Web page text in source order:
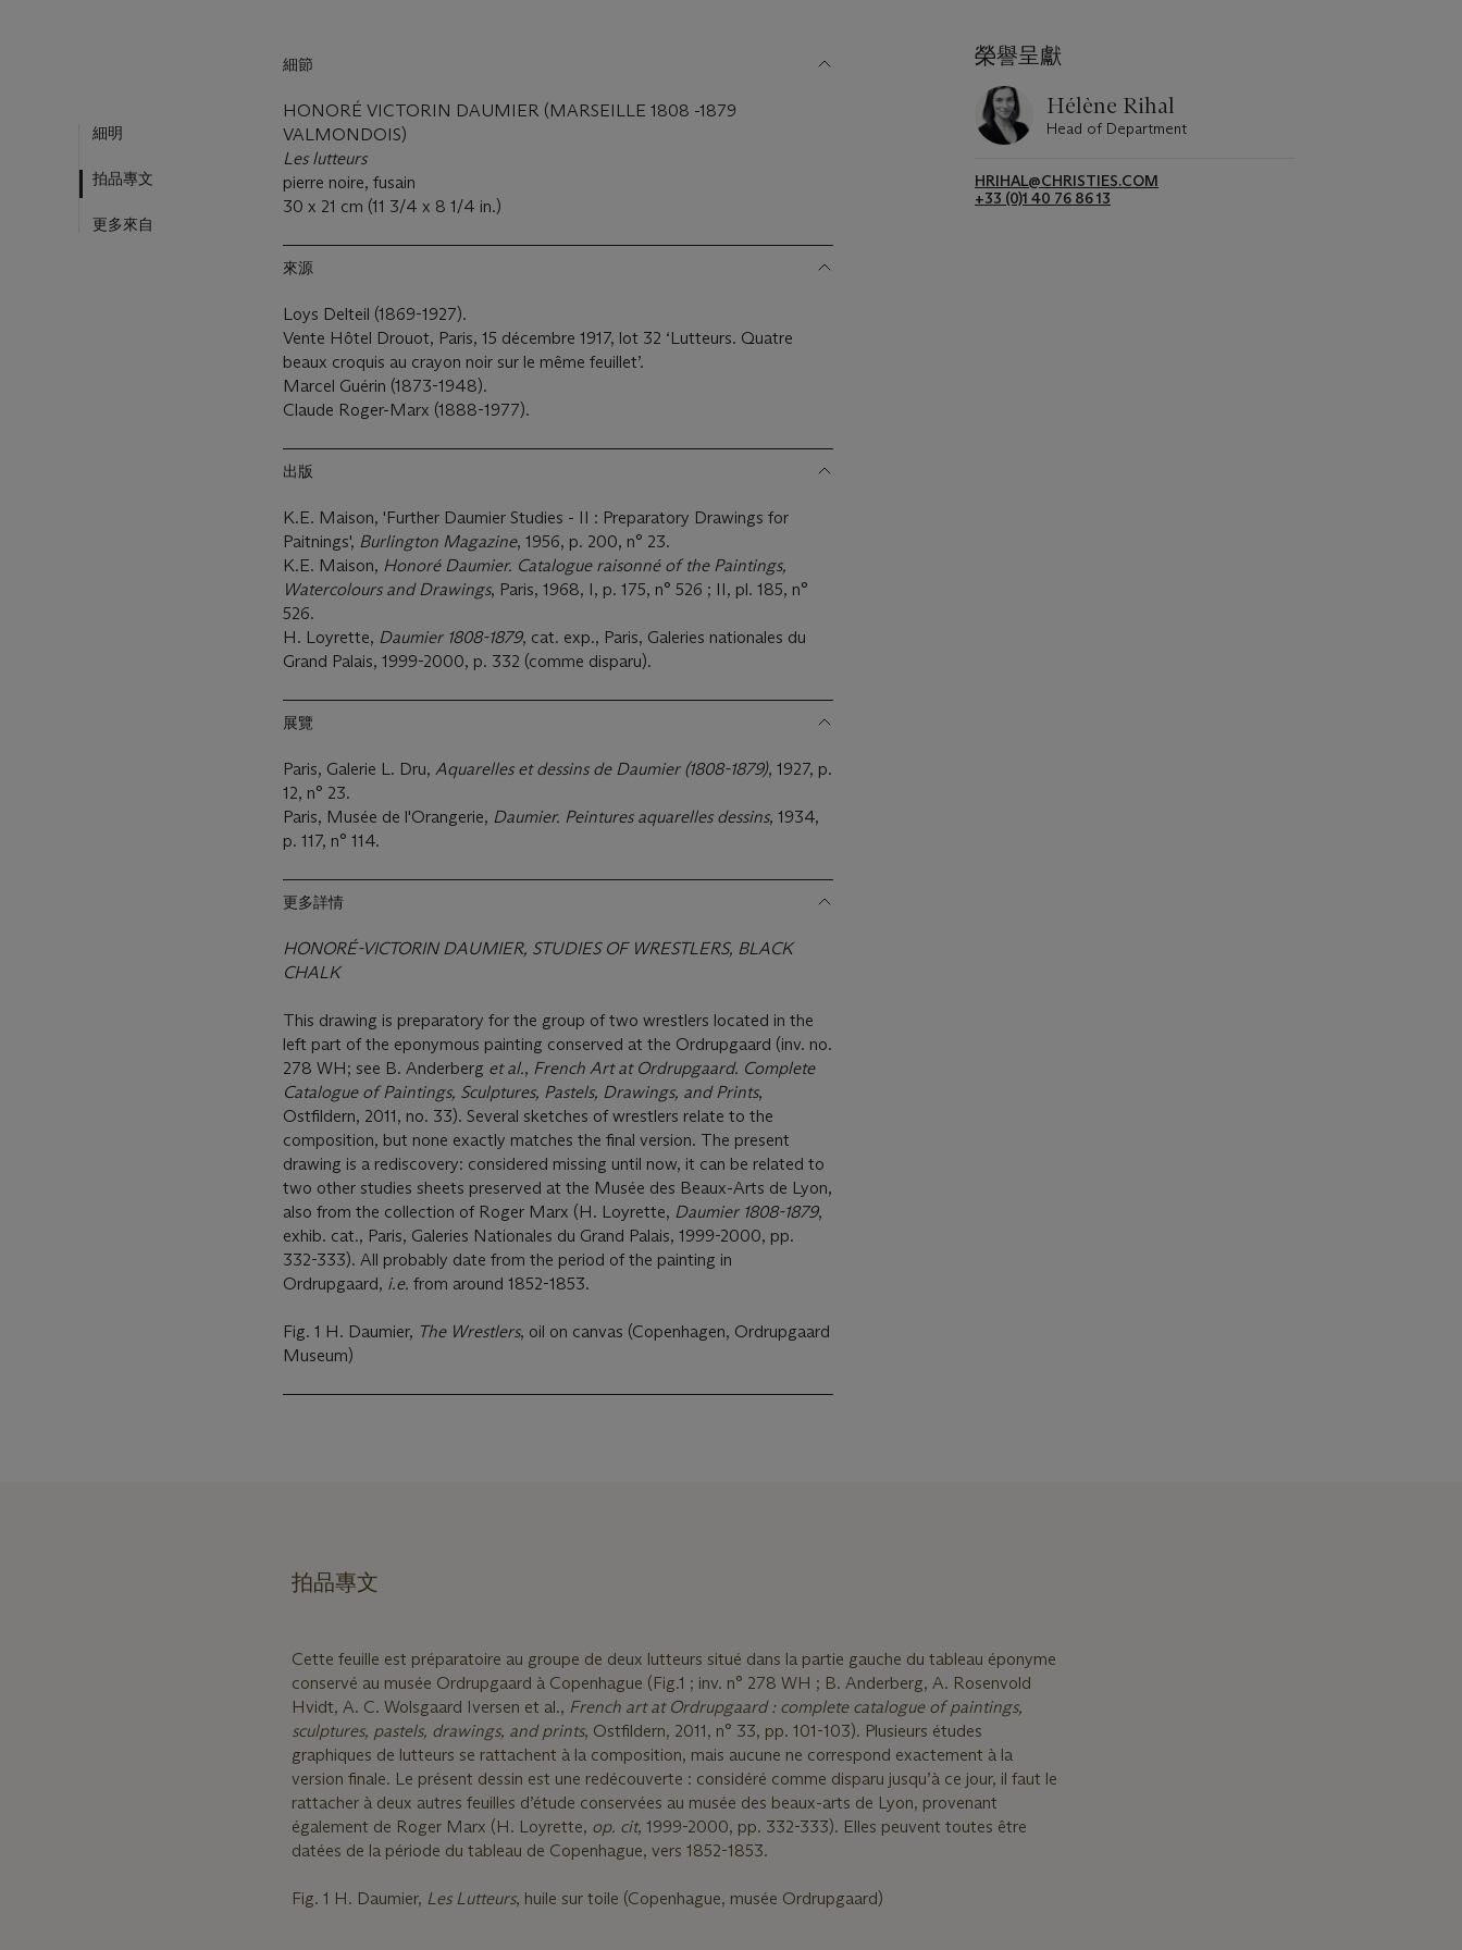
細明
拍品專文
更多來自
細節
HONORÉ VICTORIN DAUMIER (MARSEILLE 1808 -1879
VALMONDOIS)
Les lutteurs
pierre noire, fusain
30 x 21 cm (11 3/4 x 8 1/4 in.)
來源
Loys Delteil (1869-1927).
Vente Hôtel Drouot, Paris, 15 décembre 1917, lot 32 ‘Lutteurs. Quatre
beaux croquis au crayon noir sur le même feuillet’.
Marcel Guérin (1873-1948).
Claude Roger-Marx (1888-1977).
出版
K.E. Maison, 'Further Daumier Studies - II : Preparatory Drawings for
Paitnings', Burlington Magazine, 1956, p. 200, n° 23.
K.E. Maison, Honoré Daumier. Catalogue raisonné of the Paintings,
Watercolours and Drawings, Paris, 1968, I, p. 175, n° 526 ; II, pl. 185, n°
526.
H. Loyrette, Daumier 1808-1879, cat. exp., Paris, Galeries nationales du
Grand Palais, 1999-2000, p. 332 (comme disparu).
展覽
Paris, Galerie L. Dru, Aquarelles et dessins de Daumier (1808-1879), 1927, p.
12, n° 23.
Paris, Musée de l'Orangerie, Daumier. Peintures aquarelles dessins, 1934,
p. 117, n° 114.
更多詳情
HONORÉ-VICTORIN DAUMIER, STUDIES OF WRESTLERS, BLACK
CHALK
This drawing is preparatory for the group of two wrestlers located in the
left part of the eponymous painting conserved at the Ordrupgaard (inv. no.
278 WH; see B. Anderberg et al., French Art at Ordrupgaard. Complete
Catalogue of Paintings, Sculptures, Pastels, Drawings, and Prints,
Ostfildern, 2011, no. 33). Several sketches of wrestlers relate to the
composition, but none exactly matches the final version. The present
drawing is a rediscovery: considered missing until now, it can be related to
two other studies sheets preserved at the Musée des Beaux-Arts de Lyon,
also from the collection of Roger Marx (H. Loyrette, Daumier 1808-1879,
exhib. cat., Paris, Galeries Nationales du Grand Palais, 1999-2000, pp.
332-333). All probably date from the period of the painting in
Ordrupgaard, i.e. from around 1852-1853.
Fig. 1 H. Daumier, The Wrestlers, oil on canvas (Copenhagen, Ordrupgaard
Museum)
榮譽呈獻
Hélène Rihal
Head of Department
HRIHAL@CHRISTIES.COM
+33 (0)1 40 76 86 13
拍品專文
Cette feuille est préparatoire au groupe de deux lutteurs situé dans la partie gauche du tableau éponyme
conservé au musée Ordrupgaard à Copenhague (Fig.1 ; inv. n° 278 WH ; B. Anderberg, A. Rosenvold
Hvidt, A. C. Wolsgaard Iversen et al., French art at Ordrupgaard : complete catalogue of paintings,
sculptures, pastels, drawings, and prints, Ostfildern, 2011, n° 33, pp. 101-103). Plusieurs études
graphiques de lutteurs se rattachent à la composition, mais aucune ne correspond exactement à la
version finale. Le présent dessin est une redécouverte : considéré comme disparu jusqu’à ce jour, il faut le
rattacher à deux autres feuilles d’étude conservées au musée des beaux-arts de Lyon, provenant
également de Roger Marx (H. Loyrette, op. cit, 1999-2000, pp. 332-333). Elles peuvent toutes être
datées de la période du tableau de Copenhague, vers 1852-1853.
Fig. 1 H. Daumier, Les Lutteurs, huile sur toile (Copenhague, musée Ordrupgaard)